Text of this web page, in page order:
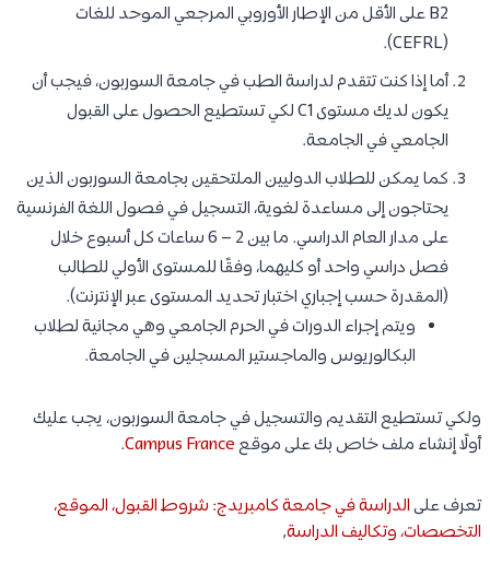
B2 على الأقل من الإطار الأوروبي المرجعي الموحد للغات
(CEFRL).
أما إذا كنت تتقدم لدراسة الطب في جامعة السوربون، فيجب أن
يكون لديك مستوى C1 لكي تستطيع الحصول على القبول
الجامعي في الجامعة.
كما يمكن للطلاب الدوليين الملتحقين بجامعة السوربون الذين
يحتاجون إلى مساعدة لغوية، التسجيل في فصول اللغة الفرنسية
على مدار العام الدراسي. ما بين 2 – 6 ساعات كل أسبوع خلال
فصل دراسي واحد أو كليهما، وفقًا للمستوى الأولي للطالب
(المقدرة حسب إجباري اختبار تحديد المستوى عبر الإنترنت).
ويتم إجراء الدورات في الحرم الجامعي وهي مجانية لطلاب
البكالوريوس والماجستير المسجلين في الجامعة.
ولكي تستطيع التقديم والتسجيل في جامعة السوربون، يجب عليك
أولًا إنشاء ملف خاص بك على موقعCampus France
.
تعرف علىالدراسة في جامعة كامبريدج: شروط القبول، الموقع،
التخصصات، وتكاليف الدراسة,